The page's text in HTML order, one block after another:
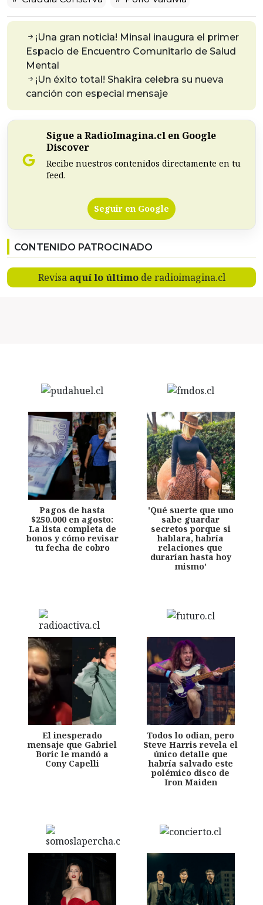
¡Una gran noticia! Minsal inaugura el primer
Espacio de Encuentro Comunitario de Salud
Mental
¡Un éxito total! Shakira celebra su nueva
canción con especial mensaje
Sigue a RadioImagina.cl en Google
Discover
Recibe nuestros contenidos directamente en tu
feed.
Seguir en Google
CONTENIDO PATROCINADO
Revisa aquí lo últimode radioimagina.cl
Pagos de hasta
$250.000 en agosto:
La lista completa de
bonos y cómo revisar
tu fecha de cobro
'Qué suerte que uno
sabe guardar
secretos porque si
hablara, habría
relaciones que
durarían hasta hoy
mismo'
El inesperado
mensaje que Gabriel
Boric le mandó a
Cony Capelli
Todos lo odian, pero
Steve Harris revela el
único detalle que
habría salvado este
polémico disco de
Iron Maiden